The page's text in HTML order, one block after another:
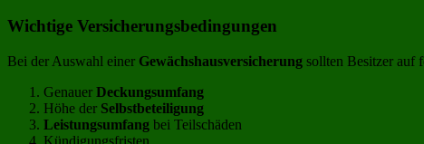
Wichtige Versicherungsbedingungen
Bei der Auswahl einer Gewächshausversicherung sollten Besitzer auf
Genauer Deckungsumfang
Höhe der Selbstbeteiligung
Leistungsumfang bei Teilschäden
Kündigungsfristen